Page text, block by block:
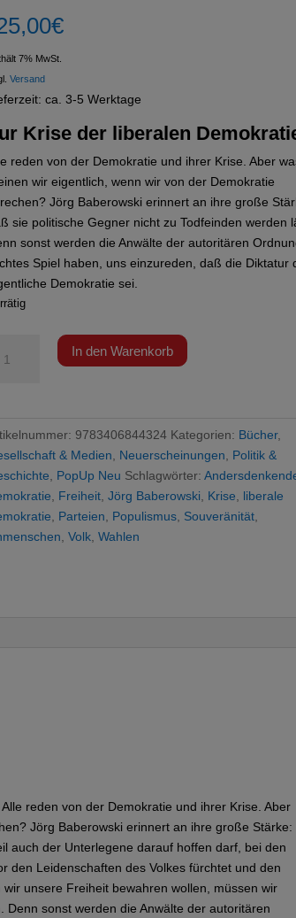
€
7% MwSt.
Versand
ca. 3-5 Werktage
Krise der liberalen
reden von der Demokratie und ihrer Krise. Aber
wir eigentlich, wenn wir von der Demokratie
Jörg Baberowski erinnert an ihre große
sie politische Gegner nicht zu Todfeinden werden
sonst werden die Anwälte der autoritären
Spiel haben, uns einzureden, daß die Diktatur
Demokratie sei.
In den Warenkorb
9783406844324 Kategorien: Bücher,
& Medien, Neuerscheinungen, Politik &
, PopUp Neu Schlagwörter:
, Freiheit,Jörg Baberowski, Krise, liberale
, Parteien, Populismus, Souveränität,
,Volk,Wahlen
reden von der Demokratie und ihrer Krise. Aber
Jörg Baberowski erinnert an ihre große Stärke:
auch der Unterlegene darauf hoffen darf, bei den
den Leidenschaften des Volkes fürchtet und den
unsere Freiheit bewahren wollen, müssen wir
sonst werden die Anwälte der autoritären